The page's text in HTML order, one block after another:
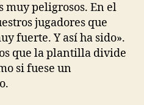
muy peligrosos. En el
jugadores que
fuerte. Y así ha sido».
que la plantilla divide
si fuese un